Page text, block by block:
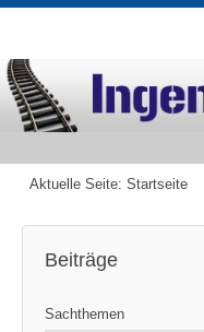
Aktuelle Seite: Startseite
Beiträge
Sachthemen